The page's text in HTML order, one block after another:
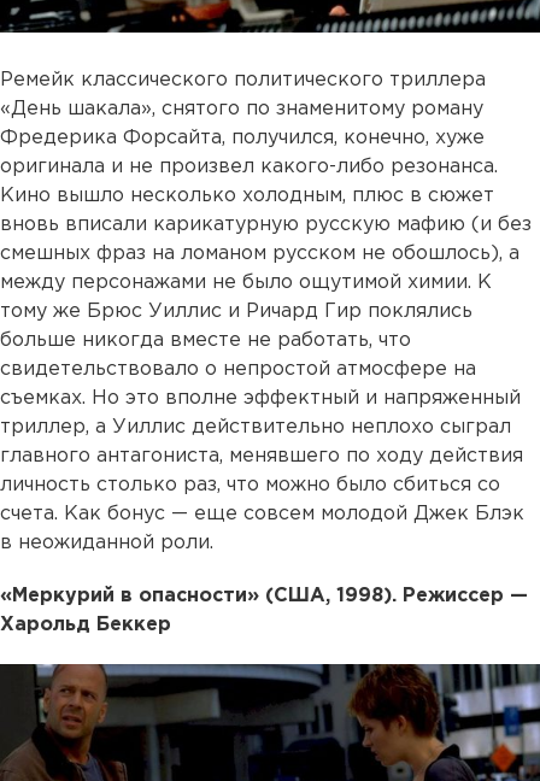
Ремейк классического политического триллера
«День шакала», снятого по знаменитому роману
Фредерика Форсайта, получился, конечно, хуже
оригинала и не произвел какого-либо резонанса.
Кино вышло несколько холодным, плюс в сюжет
вновь вписали карикатурную русскую мафию (и без
смешных фраз на ломаном русском не обошлось), а
между персонажами не было ощутимой химии. К
тому же Брюс Уиллис и Ричард Гир поклялись
больше никогда вместе не работать, что
свидетельствовало о непростой атмосфере на
съемках. Но это вполне эффектный и напряженный
триллер, а Уиллис действительно неплохо сыграл
главного антагониста, менявшего по ходу действия
личность столько раз, что можно было сбиться со
счета. Как бонус — еще совсем молодой Джек Блэк
в неожиданной роли.
«Меркурий в опасности» (США, 1998). Режиссер —
Харольд Беккер